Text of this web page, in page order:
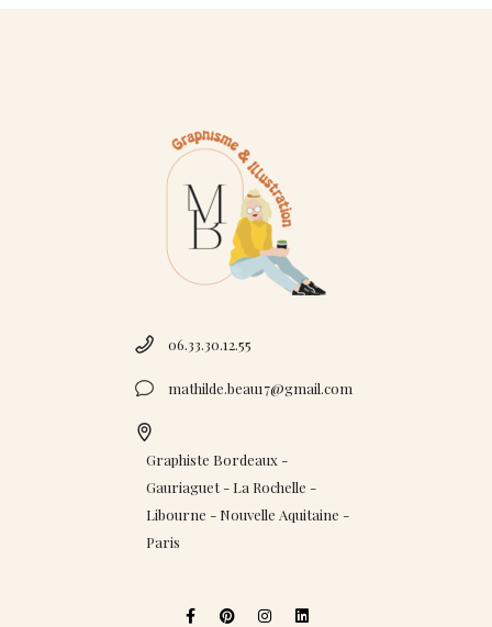
06.33.30.12.55
mathilde.beau17@gmail.com
Graphiste Bordeaux -
Gauriaguet - La Rochelle -
Libourne - Nouvelle Aquitaine -
Paris